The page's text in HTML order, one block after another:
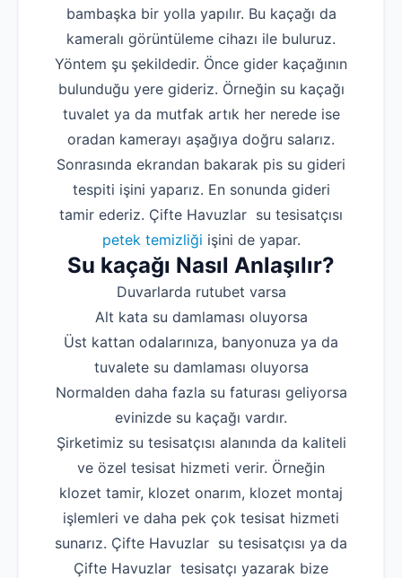
bambaşka bir yolla yapılır. Bu kaçağı da
kameralı görüntüleme cihazı ile buluruz.
Yöntem şu şekildedir. Önce gider kaçağının
bulunduğu yere gideriz. Örneğin su kaçağı
tuvalet ya da mutfak artık her nerede ise
oradan kamerayı aşağıya doğru salarız.
Sonrasında ekrandan bakarak pis su gideri
tespiti işini yaparız. En sonunda gideri
tamir ederiz. Çifte Havuzlar su tesisatçısı
petek temizliği işini de yapar.
Su kaçağı Nasıl Anlaşılır?
Duvarlarda rutubet varsa
Alt kata su damlaması oluyorsa
Üst kattan odalarınıza, banyonuza ya da
tuvalete su damlaması oluyorsa
Normalden daha fazla su faturası geliyorsa
evinizde su kaçağı vardır.
Şirketimiz su tesisatçısı alanında da kaliteli
ve özel tesisat hizmeti verir. Örneğin
klozet tamir, klozet onarım, klozet montaj
işlemleri ve daha pek çok tesisat hizmeti
sunarız. Çifte Havuzlar su tesisatçısı ya da
Çifte Havuzlar tesisatçı yazarak bize